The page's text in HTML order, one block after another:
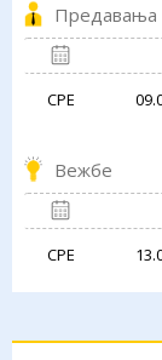
Предавања
СРЕ
Вежбе
СРЕ